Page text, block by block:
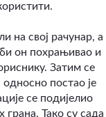
на свој рачунар, а
он похрањивао и
Затим се
односно постао је
се подијелио
грана. Тако су сада